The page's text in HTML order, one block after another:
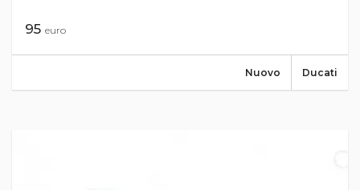
95 euro
Ducati
Nuovo